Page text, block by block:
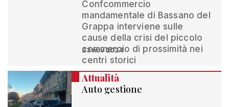
Confcommercio
mandamentale di Bassano del
Grappa interviene sulle
cause della crisi del piccolo
commercio di prossimità nei
centri storici
23 nov 2024
Attualità
Auto gestione